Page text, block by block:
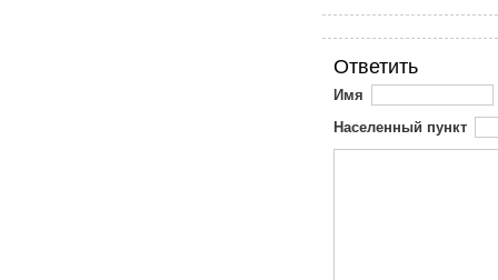
Ответить
Имя
Населенный пункт